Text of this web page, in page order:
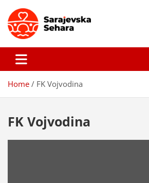
content
Sarajevska sehara
Home FK Vojvodina
FK Vojvodina